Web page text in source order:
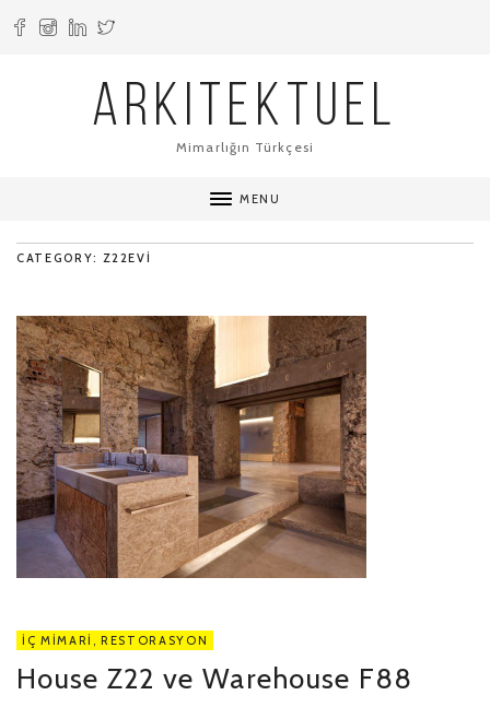
ARKITEKTUEL
Mimarlığın Türkçesi
MENU
CATEGORY: Z22EVI
İÇ MIMARI , RESTORASYON
House Z22 ve Warehouse F88